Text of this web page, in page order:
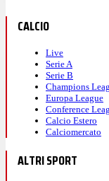
CALCIO
Live
Serie A
Serie B
Champions
Europa League
Conference
Calcio Estero
Calciomercato
ALTRI SPORT